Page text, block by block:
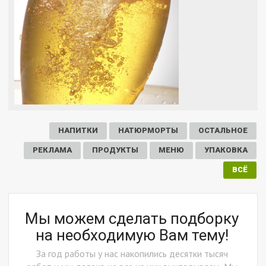
ОСТАЛЬНОЕ
НАТЮРМОРТЫ
НАПИТКИ
УПАКОВКА
МЕНЮ
ПРОДУКТЫ
РЕКЛАМА
ВСЁ
Мы можем сделать подборку
на необходимую Вам тему!
За год работы у нас накопились десятки тысяч